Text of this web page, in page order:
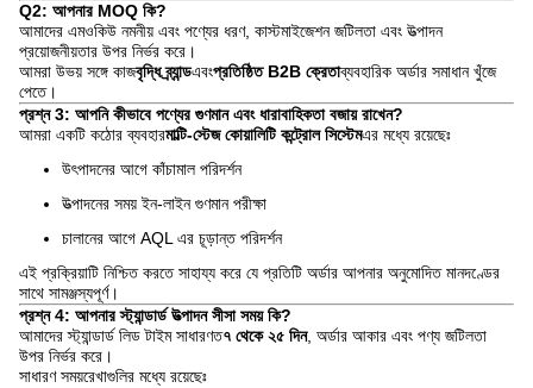
Q2: আপনার MOQ কি?
আমাদের এমওকিউ নমনীয় এবং পণ্যের ধরণ, কাস্টমাইজেশন জটিলতা এবং উত্পাদন
প্রয়োজনীয়তার উপর নির্ভর করে।
আমরা উভয় সঙ্গে কাজবৃদ্ধি ব্র্যান্ডএবংপ্রতিষ্ঠিত B2B ক্রেতাব্যবহারিক অর্ডার সমাধান খুঁজে
পেতে।
প্রশ্ন 3: আপনি কীভাবে পণ্যের গুণমান এবং ধারাবাহিকতা বজায় রাখেন?
আমরা একটি কঠোর ব্যবহারমাল্টি-স্টেজ কোয়ালিটি কন্ট্রোল সিস্টেমএর মধ্যে রয়েছেঃ
উৎপাদনের আগে কাঁচামাল পরিদর্শন
উত্পাদনের সময় ইন-লাইন গুণমান পরীক্ষা
চালানের আগে AQL এর চূড়ান্ত পরিদর্শন
এই প্রক্রিয়াটি নিশ্চিত করতে সাহায্য করে যে প্রতিটি অর্ডার আপনার অনুমোদিত মানদণ্ডের
সাথে সামঞ্জস্যপূর্ণ।
প্রশ্ন 4: আপনার স্ট্যান্ডার্ড উত্পাদন সীসা সময় কি?
আমাদের স্ট্যান্ডার্ড লিড টাইম সাধারণত৭ থেকে ২৫ দিন, অর্ডার আকার এবং পণ্য জটিলতা
উপর নির্ভর করে।
সাধারণ সময়রেখাগুলির মধ্যে রয়েছেঃ